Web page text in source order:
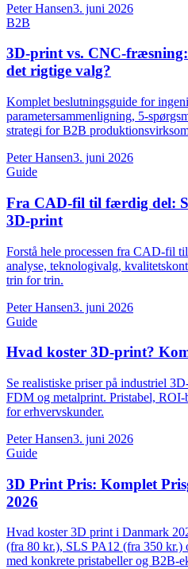
Peter Hansen3. juni 2026
B2B
3D-print vs. CNC-
det rigtige valg?
Komplet beslutningsguide for
parametersammenligning, 5-
strategi for B2B
Peter Hansen3. juni 2026
Guide
Fra CAD-fil til færdig del:
3D-print
Forstå hele processen fra CAD-fil
analyse, teknologivalg,
trin for trin.
Peter Hansen3. juni 2026
Guide
Hvad koster 3D-print?
Se realistiske priser på industriel
FDM og metalprint. Pristabel,
for erhvervskunder.
Peter Hansen3. juni 2026
Guide
3D Print Pris: Komplet
2026
Hvad koster 3D print i Danmark
(fra 80 kr.), SLS PA12 (fra 350
med konkrete pristabeller og B2B-